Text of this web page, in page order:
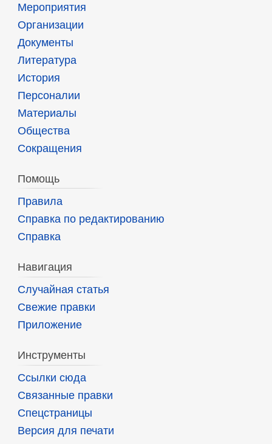
Мероприятия
Организации
Документы
Литература
История
Персоналии
Материалы
Общества
Сокращения
Помощь
Правила
Справка по редактированию
Справка
Навигация
Случайная статья
Свежие правки
Приложение
Инструменты
Ссылки сюда
Связанные правки
Спецстраницы
Версия для печати